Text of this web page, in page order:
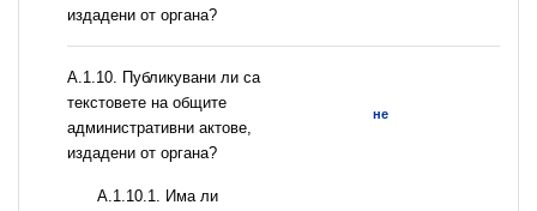
издадени от органа?
А.1.10. Публикувани ли са
текстовете на общите
административни актове,
издадени от органа?
не
A.1.10.1. Има ли